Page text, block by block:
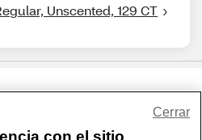
Unscented, 129 CT
con el sitio
Cerrar